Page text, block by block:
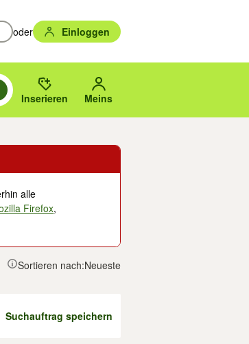
oder Einloggen
mit Eingabetaste auswählen.
oder Vorschläge mit den Pfeiltasten nach oben/
Orts oder PLZ.
Inserieren Meins
alle
Firefox,
Sortieren nach:Neueste
Suchauftrag speichern